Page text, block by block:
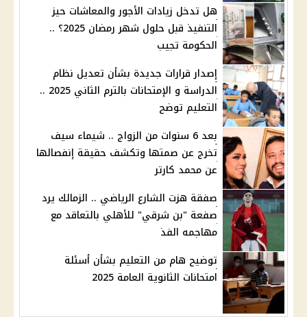
هل تدخل زيادات الأجور والمعاشات حيز
التنفيذ قبل حلول شهر رمضان 2025؟ ..
الحكومة تجيب
إصدار قرارات جديدة بشأن تعديل نظام
الدراسة و الإمتحانات بالترم الثاني 2025 ..
التعليم توضح
بعد 6 سنوات من الزواج .. شيماء سيف
تخرج عن صمتها وتكشف حقيقة إنفصالها
عن محمد كارتر
صفقة هزت الشارع الرياضي .. الزمالك يرد
صفعة "بن شرقي" للأهلي بالتعاقد مع
مهاجمه الفذ
توضيح هام من التعليم بشأن أسئلة
امتحانات الثانوية العامة 2025